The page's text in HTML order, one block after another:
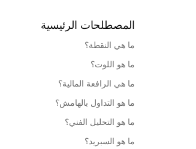
المصطلحات الرئيسية
ما هي النقطة؟
ما هو اللوت؟
ما هي الرافعة المالية؟
ما هو التداول بالهامش؟
ما هو التحليل الفني؟
ما هو السبريد؟